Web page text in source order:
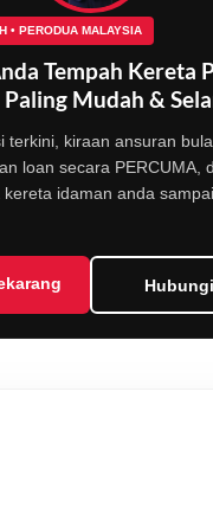
• PERODUA MALAYSIA
Tempah Kereta
Mudah &
terkini, kiraan ansuran
loan secara PERCUMA,
idaman anda